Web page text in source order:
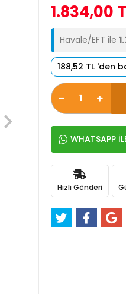
1.834,00
Havale/EFT ile
188,52 TL 'den
WHATSAPP
Hızlı Gönderi